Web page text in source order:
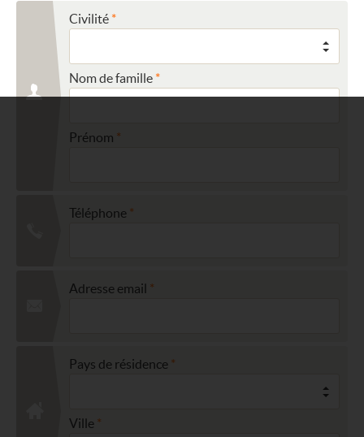
Civilité
Nom de famille
Prénom
Téléphone
Adresse email
Pays de résidence
Ville